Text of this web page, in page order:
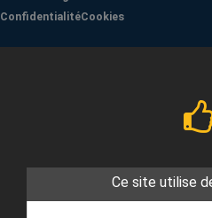
ConfidentialitéCookies
Ce site utilise